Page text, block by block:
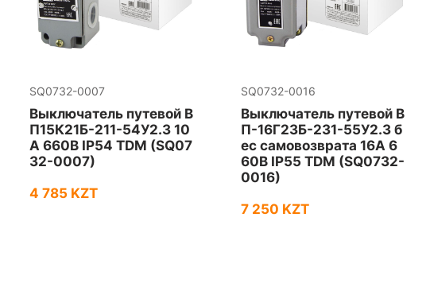
SQ0732-0007
Выключатель путевой В
П15К21Б-211-54У2.3 10
А 660В IP54 TDM (SQ07
32-0007)
4 785 KZT
SQ0732-0016
Выключатель путевой В
П-16Г23Б-231-55У2.3 б
ес самовозврата 16А 6
60В IP55 TDM (SQ0732-
0016)
7 250 KZT